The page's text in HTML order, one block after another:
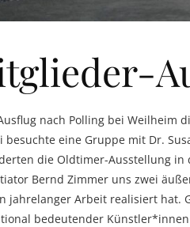
nach Polling bei Weilheim
besuchte eine Gruppe mit Dr.
die Oldtimer-Ausstellung in
Bernd Zimmer uns zwei
jahrelanger Arbeit realisiert hat.
bedeutender Künstler*innen